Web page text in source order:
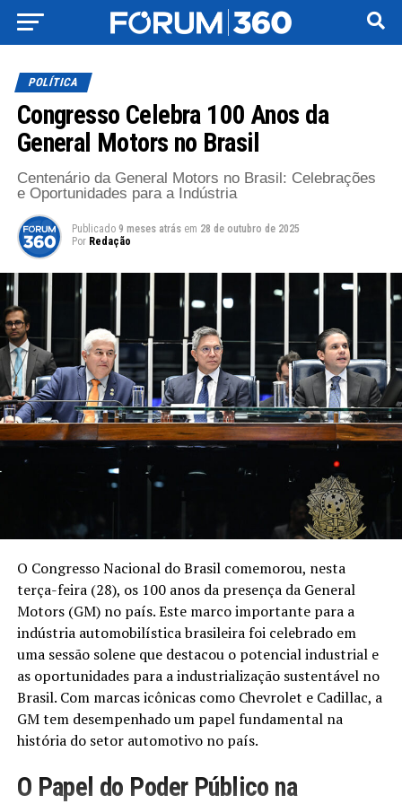
POLÍTICA
Congresso Celebra 100 Anos da
General Motors no Brasil
Centenário da General Motors no Brasil: Celebrações
e Oportunidades para a Indústria
Publicado 9 meses atrás em 28 de outubro de 2025
Por Redação
O Congresso Nacional do Brasil comemorou, nesta
terça-feira (28), os 100 anos da presença da General
Motors (GM) no país. Este marco importante para a
indústria automobilística brasileira foi celebrado em
uma sessão solene que destacou o potencial industrial e
as oportunidades para a industrialização sustentável no
Brasil. Com marcas icônicas como Chevrolet e Cadillac, a
GM tem desempenhado um papel fundamental na
história do setor automotivo no país.
O Papel do Poder Público na